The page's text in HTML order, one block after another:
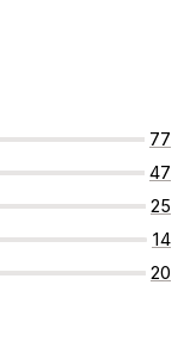
77
47
25
14
20